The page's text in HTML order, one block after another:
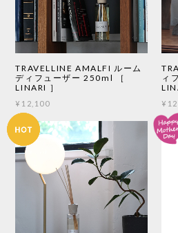
TRAVELLINE AMALFI ルーム
ディフューザー 250ml ［
LINARI ］
¥12,100
ィ